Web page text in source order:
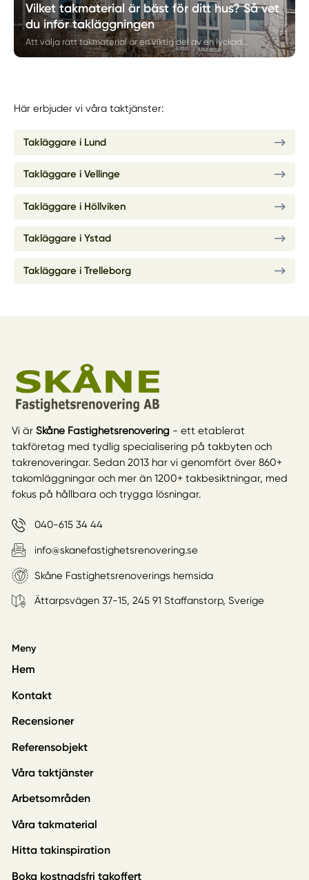
Vilket takmaterial är bäst för ditt hus? Så vet
du inför takläggningen
Att välja rätt takmaterial är en viktig del av en lyckad takläggning. På Skåne Fastighetsrenovering hjälper vi fastighetsägare i Skåne att välja mellan olika takmaterial som tegel, plåt, papp och shingel beroende på husets förutsättningar. Här förklarar vi vilket takmaterial som kan passa bäst för ditt hus inför ett takbyte eller en takrenovering.
Här erbjuder vi våra taktjänster:
Takläggare i Lund
Takläggare i Vellinge
Takläggare i Höllviken
Takläggare i Ystad
Takläggare i Trelleborg
Vi är Skåne Fastighetsrenovering- ett etablerat
takföretag med tydlig specialisering på takbyten och
takrenoveringar. Sedan 2013 har vi genomfört över 860+
takomläggningar och mer än 1200+ takbesiktningar, med
fokus på hållbara och trygga lösningar.
040-615 34 44
info@skanefastighetsrenovering.se
Skåne Fastighetsrenoverings hemsida
Ättarpsvägen 37-15, 245 91 Staffanstorp, Sverige
Meny
Hem
Kontakt
Recensioner
Referensobjekt
Våra taktjänster
Arbetsområden
Våra takmaterial
Hitta takinspiration
Boka kostnadsfri takoffert